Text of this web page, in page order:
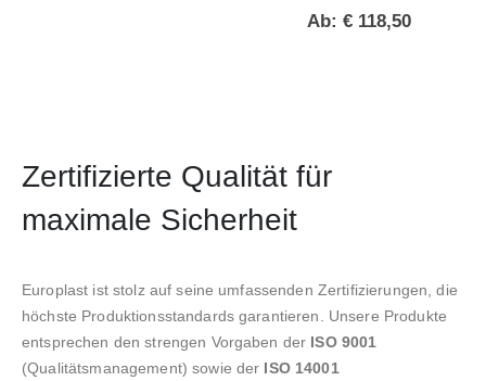
Ab: € 118,50
Zertifizierte Qualität für
maximale Sicherheit
Europlast ist stolz auf seine umfassenden Zertifizierungen, die
höchste Produktionsstandards garantieren. Unsere Produkte
entsprechen den strengen Vorgaben der ISO 9001
(Qualitätsmanagement) sowie der ISO 14001